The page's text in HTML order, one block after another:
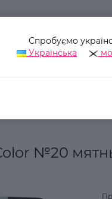
Спробуємо
Українська
№20